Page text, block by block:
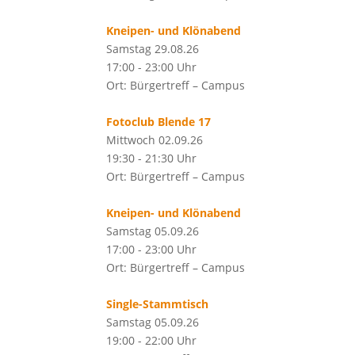
Kneipen- und Klönabend
Samstag 29.08.26
17:00 - 23:00 Uhr
Ort: Bürgertreff – Campus
Fotoclub Blende 17
Mittwoch 02.09.26
19:30 - 21:30 Uhr
Ort: Bürgertreff – Campus
Kneipen- und Klönabend
Samstag 05.09.26
17:00 - 23:00 Uhr
Ort: Bürgertreff – Campus
Single-Stammtisch
Samstag 05.09.26
19:00 - 22:00 Uhr